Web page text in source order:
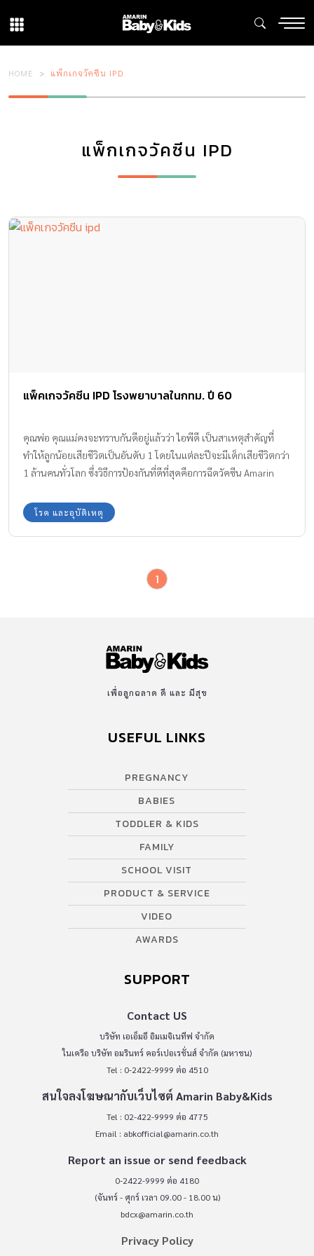
HOME แพ็กเกจวัคซีน IPD
แพ็กเกจวัคซีน IPD
แพ็คเกจวัคซีน IPD โรงพยาบาลในกทม. ปี 60
คุณพ่อ คุณแม่คงจะทราบกันดีอยู่แล้วว่า ไอพีดี เป็นสาเหตุสำคัญที่
ทำให้ลูกน้อยเสียชีวิตเป็นอันดับ 1 โดยในแต่ละปีจะมีเด็กเสียชีวิตกว่า
1 ล้านคนทั่วโลก ซึ่งวิธีการป้องกันที่ดีที่สุดคือการฉีดวัคซีน Amarin
ค่ะโรค และอุบัติเหตุ
1
เพื่อลูกฉลาด ดี และ มีสุข
USEFUL LINKS
PREGNANCY
BABIES
TODDLER & KIDS
FAMILY
SCHOOL VISIT
PRODUCT & SERVICE
VIDEO
AWARDS
SUPPORT
Contact US
บริษัท เอเอ็มอี อิมเมจิเนทีฟ จำกัด
ในเครือ บริษัท อมรินทร์ คอร์เปอเรชั่นส์ จำกัด (มหาชน)
Tel : 0-2422-9999 ต่อ 4510
สนใจลงโฆษณากับเว็บไซต์ Amarin Baby&Kids
Tel : 02-422-9999 ต่อ 4775
Email : abkofficial@amarin.co.th
Report an issue or send feedback
0-2422-9999 ต่อ 4180
(จันทร์ - ศุกร์ เวลา 09.00 - 18.00 น)
bdcx@amarin.co.th
Privacy Policy